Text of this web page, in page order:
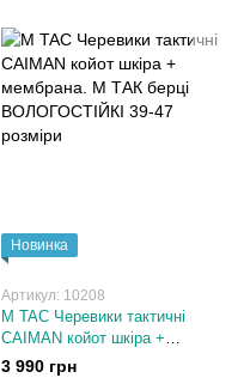
Новинка
Артикул: 10208
M TAC Черевики тактичні
CAIMAN койот шкіра +
мембрана. М ТАК берці
3 990 грн